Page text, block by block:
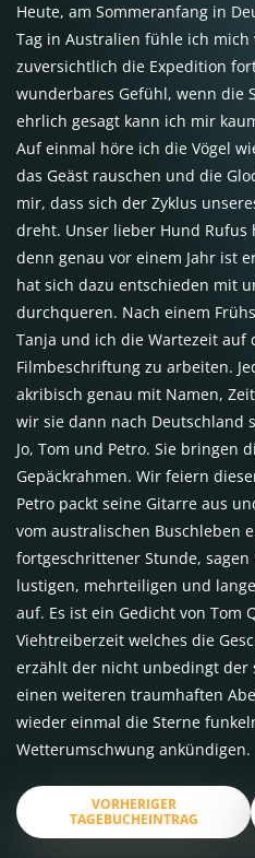
Heute, am Sommeranfang in
Tag in Australien fühle ich
zuversichtlich die Expedition
wunderbares Gefühl, wenn die
ehrlich gesagt kann ich mir
Auf einmal höre ich die Vögel
das Geäst rauschen und die
mir, dass sich der Zyklus
dreht. Unser lieber Hund Rufus
denn genau vor einem Jahr ist
hat sich dazu entschieden mit
durchqueren. Nach einem
Tanja und ich die Wartezeit auf
Filmbeschriftung zu arbeiten.
akribisch genau mit Namen,
wir sie dann nach Deutschland
Jo, Tom und Petro. Sie bringen
Gepäckrahmen. Wir feiern
Petro packt seine Gitarre aus
vom australischen Buschleben
fortgeschrittener Stunde,
lustigen, mehrteiligen und
auf. Es ist ein Gedicht von Tom
Viehtreiberzeit welches die
erzählt der nicht unbedingt der
einen weiteren traumhaften
wieder einmal die Sterne
Wetterumschwung ankündigen.
VORHERIGER
TAGEBUCHEINTRAG